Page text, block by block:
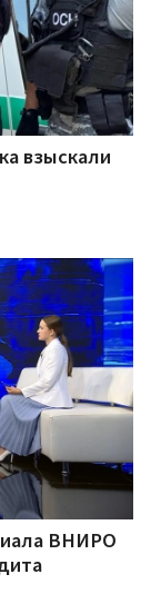
взыскали
ВНИРО